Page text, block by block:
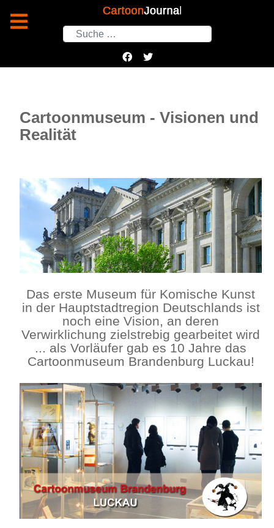
Suchen
Cartoonmuseum - Visionen und
Realität
Das erste Museum für Komische Kunst
in der Hauptstadtregion Deutschlands ist
noch eine Vision, an deren
Verwirklichung zielstrebig gearbeitet wird
... als Vorläufer gab es 10 Jahre das
Cartoonmuseum Brandenburg Luckau!